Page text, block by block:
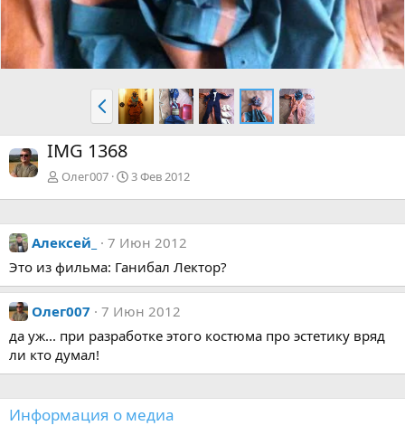
Н
а
з
а
д
IMG 1368
Олег007 3 Фев 2012
Алексей_
7 Июн 2012
Это из фильма: Ганибал Лектор?
Олег007
7 Июн 2012
да уж... при разработке этого костюма про эстетику вряд
ли кто думал!
Информация о медиа